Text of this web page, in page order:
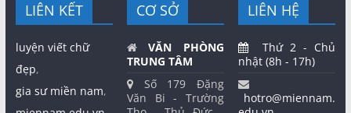
LIÊN KẾT
luyện viết chữ
đẹp,
gia sư miền nam,
CƠ SỞ
VĂN PHÒNG
TRUNG TÂM
Số 179 Đặng
Văn Bi - Trường
LIÊN HỆ
Thứ 2 - Chủ
nhật (8h - 17h)
hotro@miennam.